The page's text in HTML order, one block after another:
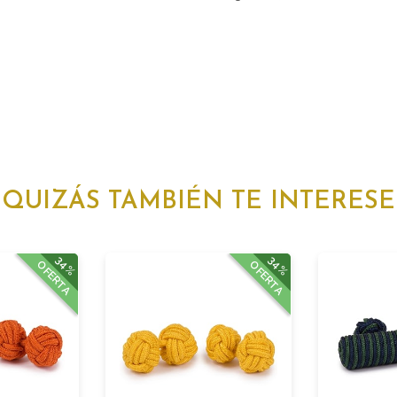
QUIZÁS TAMBIÉN TE INTERESE
34%
OFERTA 34%
OFERTA